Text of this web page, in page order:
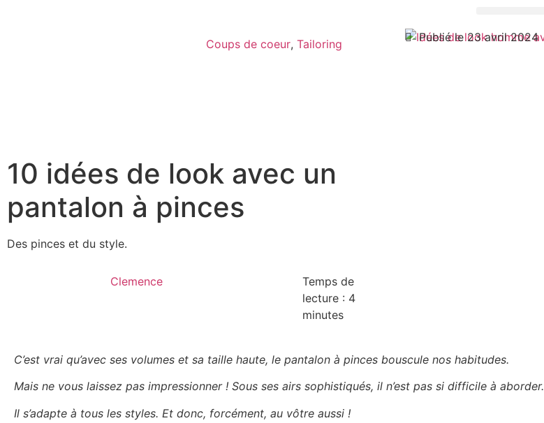
Coups de coeur, Tailoring
10 idées de look avec un
pantalon à pinces
Des pinces et du style.
Clemence
Temps de
lecture : 4
minutes
Publié le 23 avril 2024
C’est vrai qu’avec ses volumes et sa taille haute, le pantalon à pinces bouscule nos habitudes.
Mais ne vous laissez pas impressionner ! Sous ses airs sophistiqués, il n’est pas si difficile à aborder.
Il s’adapte à tous les styles. Et donc, forcément, au vôtre aussi !